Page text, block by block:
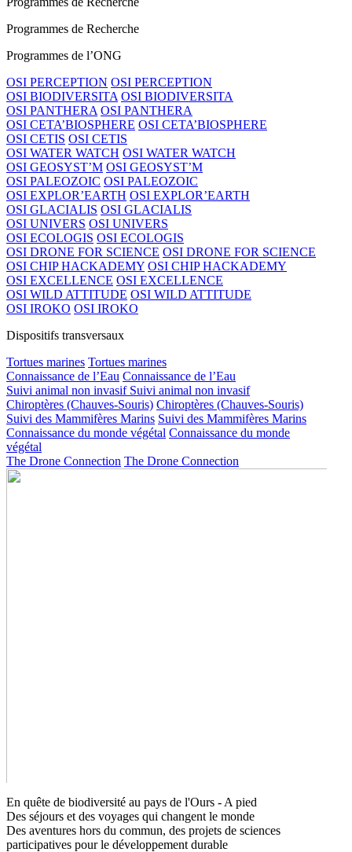
Programmes de Recherche
Programmes de l’ONG
OSI PERCEPTION OSI PERCEPTION
OSI BIODIVERSITA OSI BIODIVERSITA
OSI PANTHERA OSI PANTHERA
OSI CETA’BIOSPHERE OSI CETA’BIOSPHERE
OSI CETIS OSI CETIS
OSI WATER WATCH OSI WATER WATCH
OSI GEOSYST’M OSI GEOSYST’M
OSI PALEOZOIC OSI PALEOZOIC
OSI EXPLOR’EARTH OSI EXPLOR’EARTH
OSI GLACIALIS OSI GLACIALIS
OSI UNIVERS OSI UNIVERS
OSI ECOLOGIS OSI ECOLOGIS
OSI DRONE FOR SCIENCE OSI DRONE FOR SCIENCE
OSI CHIP HACKADEMY OSI CHIP HACKADEMY
OSI EXCELLENCE OSI EXCELLENCE
OSI WILD ATTITUDE OSI WILD ATTITUDE
OSI IROKO OSI IROKO
Dispositifs transversaux
Tortues marines Tortues marines
Connaissance de l’Eau Connaissance de l’Eau
Suivi animal non invasif Suivi animal non invasif
Chiroptères (Chauves-Souris) Chiroptères (Chauves-Souris)
Suivi des Mammifères Marins Suivi des Mammifères Marins
Connaissance du monde végétal Connaissance du monde
végétal
The Drone Connection The Drone Connection
En quête de biodiversité au pays de l'Ours - A pied
Des séjours et des voyages qui changent le monde
Des aventures hors du commun, des projets de sciences
participatives pour le développement durable